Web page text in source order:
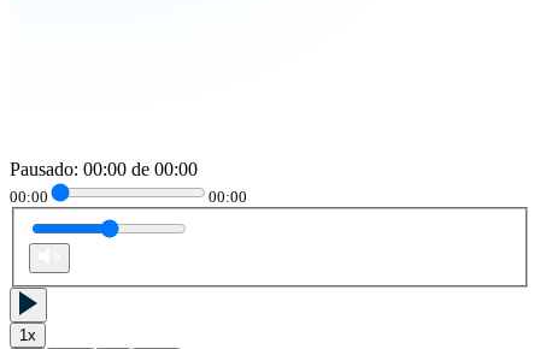
Pausado: 00:00 de 00:00
00:00 00:00
1x